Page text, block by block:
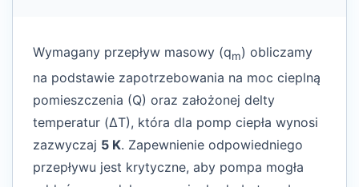
Wymagany przepływ masowy (qm) obliczamy
na podstawie zapotrzebowania na moc cieplną
pomieszczenia (Q) oraz założonej delty
temperatur (ΔT), która dla pomp ciepła wynosi
zazwyczaj 5 K. Zapewnienie odpowiedniego
przepływu jest krytyczne, aby pompa mogła